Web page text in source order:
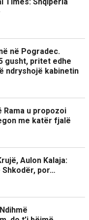
në Pogradec.
gusht, pritet edhe
ndryshojë kabinetin
Rama u propozoi
me katër fjalë
Aulon Kalaja:
Shkodër, por…